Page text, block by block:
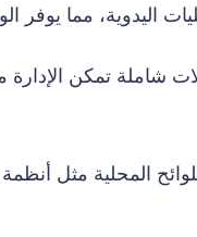
اليدوية، مما
شاملة تمكن
المحلية مثل أنظمة